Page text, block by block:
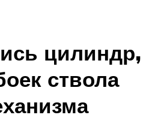
цилиндр,
ствола